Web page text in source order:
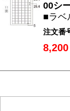
00シ
■ラベ
注文番
8,200